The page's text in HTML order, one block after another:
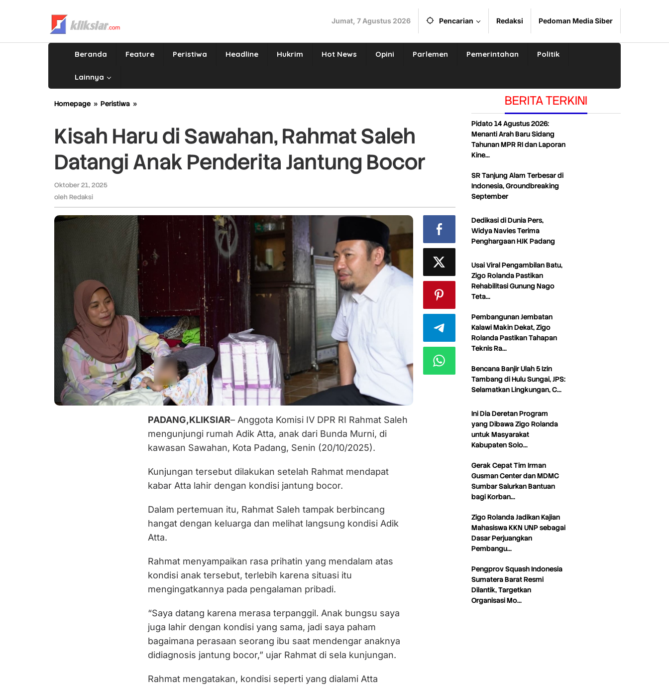
Jumat, 7 Agustus 2026 Pencarian Redaksi Pedoman Media Siber
Beranda Feature Peristiwa Headline Hukrim Hot News Opini Parlemen Pemerintahan Politik
Lainnya
Homepage » Peristiwa »
Sawahan,
Rahmat
Saleh
Datangi
Bocor
Kisah Haru di Sawahan, Rahmat Saleh
Datangi Anak Penderita Jantung Bocor
Oktober 21, 2025
oleh Redaksi
PADANG,KLIKSIAR– Anggota Komisi IV DPR RI Rahmat Saleh
mengunjungi rumah Adik Atta, anak dari Bunda Murni, di
kawasan Sawahan, Kota Padang, Senin (20/10/2025).
Kunjungan tersebut dilakukan setelah Rahmat mendapat
kabar Atta lahir dengan kondisi jantung bocor.
Dalam pertemuan itu, Rahmat Saleh tampak berbincang
hangat dengan keluarga dan melihat langsung kondisi Adik
Atta.
Rahmat menyampaikan rasa prihatin yang mendalam atas
kondisi anak tersebut, terlebih karena situasi itu
mengingatkannya pada pengalaman pribadi.
“Saya datang karena merasa terpanggil. Anak bungsu saya
juga lahir dengan kondisi yang sama, jadi saya paham
bagaimana perasaan seorang ibu saat mendengar anaknya
didiagnosis jantung bocor,” ujar Rahmat di sela kunjungan.
Rahmat mengatakan, kondisi seperti yang dialami Atta
BERITA TERKINI
Pidato 14 Agustus 2026:
Menanti Arah Baru Sidang
Tahunan MPR RI dan Laporan
Kine…
SR Tanjung Alam Terbesar di
Indonesia, Groundbreaking
September
Dedikasi di Dunia Pers,
Widya Navies Terima
Penghargaan HJK Padang
Usai Viral Pengambilan Batu,
Zigo Rolanda Pastikan
Rehabilitasi Gunung Nago
Teta…
Pembangunan Jembatan
Kalawi Makin Dekat, Zigo
Rolanda Pastikan Tahapan
Teknis Ra…
Bencana Banjir Ulah 5 Izin
Tambang di Hulu Sungai, JPS:
Selamatkan Lingkungan, C…
Ini Dia Deretan Program
yang Dibawa Zigo Rolanda
untuk Masyarakat
Kabupaten Solo…
Gerak Cepat Tim Irman
Gusman Center dan MDMC
Sumbar Salurkan Bantuan
bagi Korban…
Zigo Rolanda Jadikan Kajian
Mahasiswa KKN UNP sebagai
Dasar Perjuangkan
Pembangu…
Pengprov Squash Indonesia
Sumatera Barat Resmi
Dilantik, Targetkan
Organisasi Mo…